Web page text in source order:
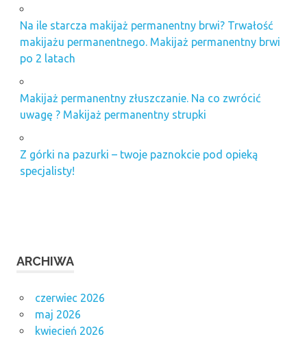
Na ile starcza makijaż permanentny brwi? Trwałość
makijażu permanentnego. Makijaż permanentny brwi
po 2 latach
Makijaż permanentny złuszczanie. Na co zwrócić
uwagę ? Makijaż permanentny strupki
Z górki na pazurki – twoje paznokcie pod opieką
specjalisty!
ARCHIWA
czerwiec 2026
maj 2026
kwiecień 2026